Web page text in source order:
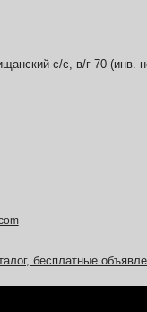
с/с, в/г 70 (инв.